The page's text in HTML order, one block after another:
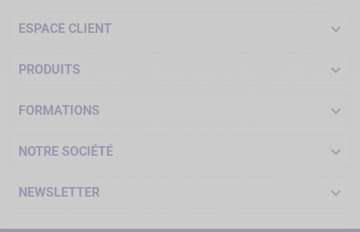
ESPACE CLIENT 
PRODUITS 
FORMATIONS 
NOTRE SOCIÉTÉ 
NEWSLETTER 